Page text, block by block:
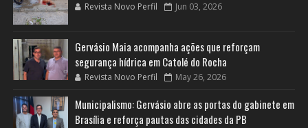
Revista Novo Perfil Jun 03, 2026
Gervásio Maia acompanha ações que reforçam
segurança hídrica em Catolé do Rocha
Revista Novo Perfil May 26, 2026
Municipalismo: Gervásio abre as portas do gabinete em
Brasília e reforça pautas das cidades da PB